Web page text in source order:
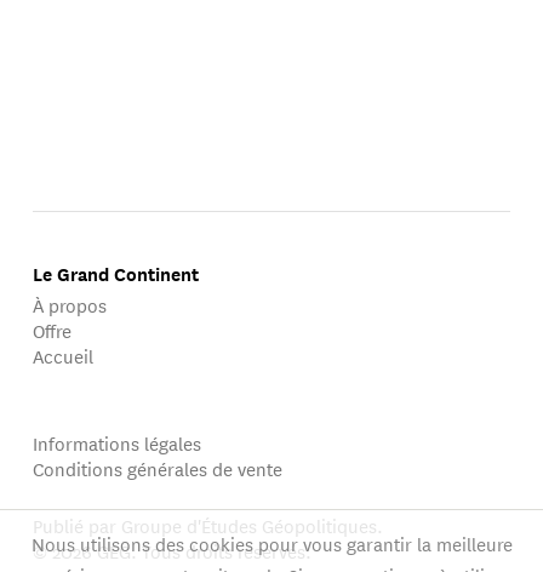
Le Grand Continent
À propos
Offre
Accueil
Informations légales
Conditions générales de vente
Publié par Groupe d'Études Géopolitiques.
© 2026 GEG. Tous droits réservés.
Nous utilisons des cookies pour vous garantir la meilleure